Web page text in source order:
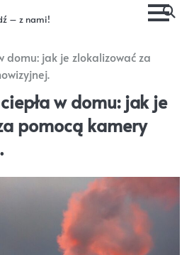
– z nami!
domu: jak je zlokalizować za
w domu: jak je
pomocą kamery